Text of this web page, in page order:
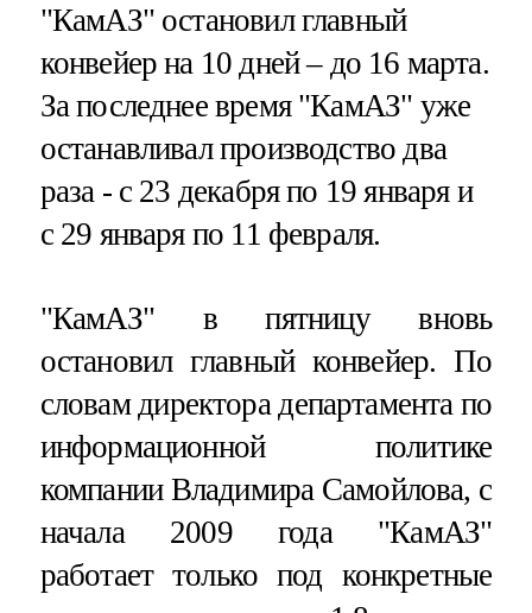
"КамАЗ" остановил главный
конвейер на 10 дней – до 16 марта.
За последнее время "КамАЗ" уже
останавливал производство два
раза - с 23 декабря по 19 января и
с 29 января по 11 февраля.
"КамАЗ" в пятницу вновь
остановил главный конвейер. По
словам директора департамента по
информационной политике
компании Владимира Самойлова, с
начала 2009 года "КамАЗ"
работает только под конкретные